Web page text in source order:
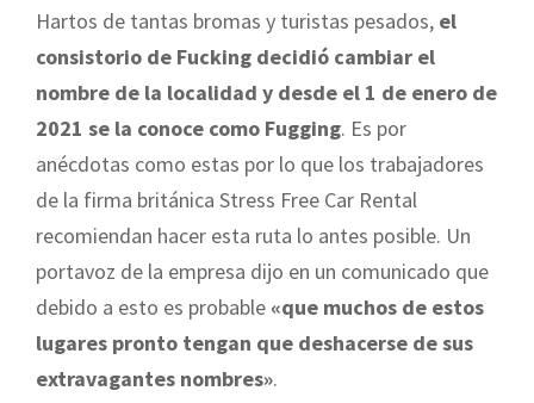
Hartos de tantas bromas y turistas pesados, el
consistorio de Fucking decidió cambiar el
nombre de la localidad y desde el 1 de enero de
2021 se la conoce como Fugging. Es por
anécdotas como estas por lo que los trabajadores
de la firma británica Stress Free Car Rental
recomiendan hacer esta ruta lo antes posible. Un
portavoz de la empresa dijo en un comunicado que
debido a esto es probable «que muchos de estos
lugares pronto tengan que deshacerse de sus
extravagantes nombres».